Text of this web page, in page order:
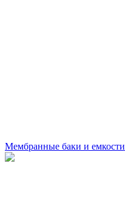
Мембранные баки и емкости